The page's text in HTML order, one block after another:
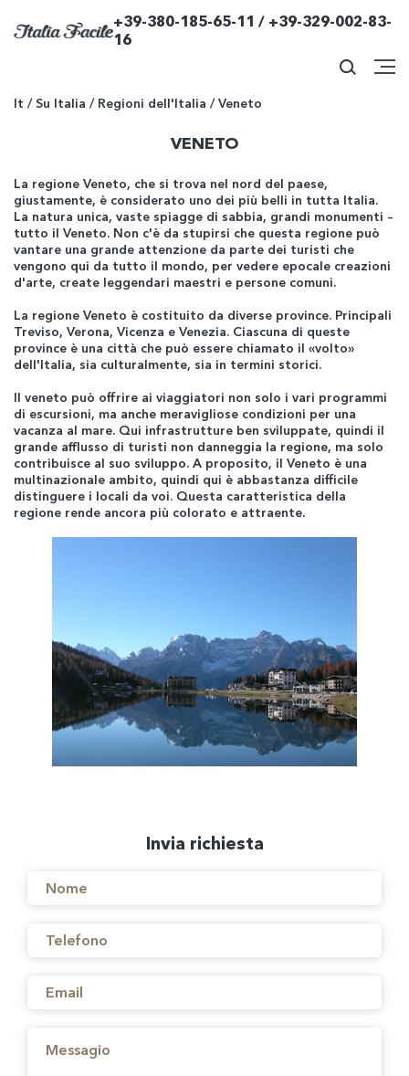
+39-380-185-65-11 / +39-329-002-83-
16
It /Su Italia / Regioni dell'Italia /Veneto
VENETO
La regione Veneto, che si trova nel nord del paese,
giustamente, è considerato uno dei più belli in tutta Italia.
La natura unica, vaste spiagge di sabbia, grandi monumenti –
tutto il Veneto. Non c'è da stupirsi che questa regione può
vantare una grande attenzione da parte dei turisti che
vengono qui da tutto il mondo, per vedere epocale creazioni
d'arte, create leggendari maestri e persone comuni.
La regione Veneto è costituito da diverse province. Principali
Treviso, Verona, Vicenza e Venezia. Ciascuna di queste
province è una città che può essere chiamato il «volto»
dell'Italia, sia culturalmente, sia in termini storici.
Il veneto può offrire ai viaggiatori non solo i vari programmi
di escursioni, ma anche meravigliose condizioni per una
vacanza al mare. Qui infrastrutture ben sviluppate, quindi il
grande afflusso di turisti non danneggia la regione, ma solo
contribuisce al suo sviluppo. A proposito, il Veneto è una
multinazionale ambito, quindi qui è abbastanza difficile
distinguere i locali da voi. Questa caratteristica della
regione rende ancora più colorato e attraente.
Invia richiesta